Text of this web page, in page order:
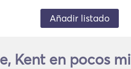
Añadir listado
Kent en pocos